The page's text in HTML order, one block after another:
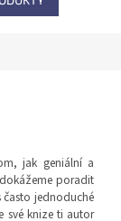
jak geniální a
poradit
jednoduché
své knize ti autor